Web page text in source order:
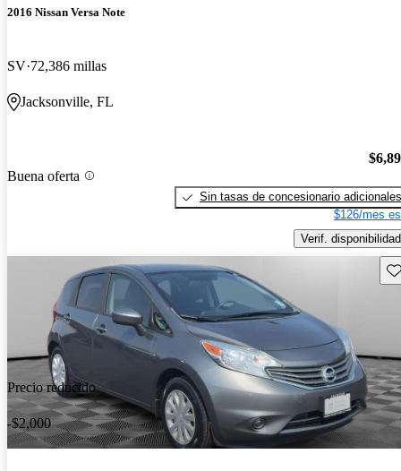
2016 Nissan Versa Note
SV 72,386 millas
Jacksonville, FL
Buena oferta
Sin tasas de concesionario adicionales
$126/mes
Verif. disponibilidad
Precio reducido
-$2,000